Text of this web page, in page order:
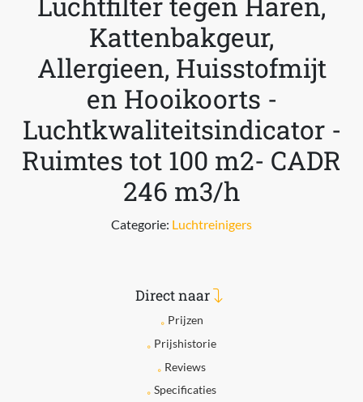
Kattenbakgeur,
Allergieen, Huisstofmijt
en Hooikoorts -
Luchtkwaliteitsindicator -
Ruimtes tot 100 m2- CADR
246 m3/h
Categorie: Luchtreinigers
Direct naar
Prijzen
Prijshistorie
Reviews
Specificaties